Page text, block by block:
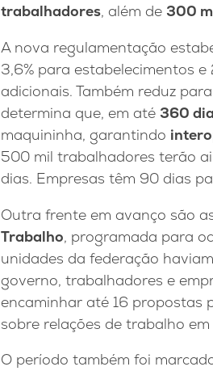
trabalhadores, além de 300
A nova regulamentação
3,6% para estabelecimentos
adicionais. Também reduz para
determina que, em até 360
maquininha, garantindo
500 mil trabalhadores terão
dias. Empresas têm 90 dias
Outra frente em avanço são
Trabalho, programada para
unidades da federação
governo, trabalhadores e
encaminhar até 16 propostas
sobre relações de trabalho
O período também foi